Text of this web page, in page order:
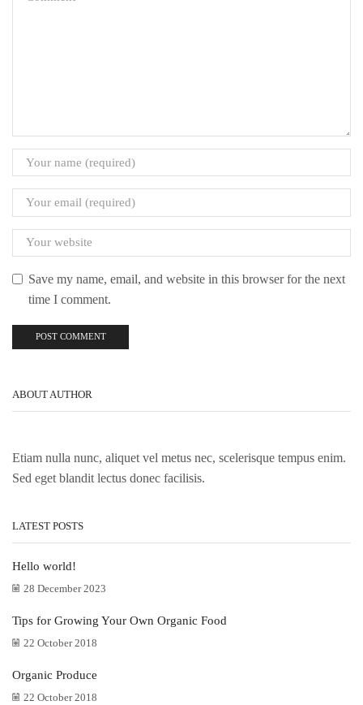
Save my name, email, and website in this browser for the next
time I comment.
ABOUT AUTHOR
Etiam nulla nunc, aliquet vel metus nec, scelerisque tempus enim.
Sed eget blandit lectus donec facilisis.
LATEST POSTS
Hello world!
28 December 2023
Tips for Growing Your Own Organic Food
22 October 2018
Organic Produce
22 October 2018